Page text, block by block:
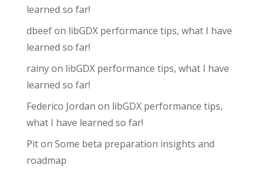
learned so far!
dbeefon libGDX performance tips, what I have
learned so far!
rainyon libGDX performance tips, what I have
learned so far!
Federico Jordan on libGDX performance tips,
what I have learned so far!
Piton Some beta preparation insights and
roadmap